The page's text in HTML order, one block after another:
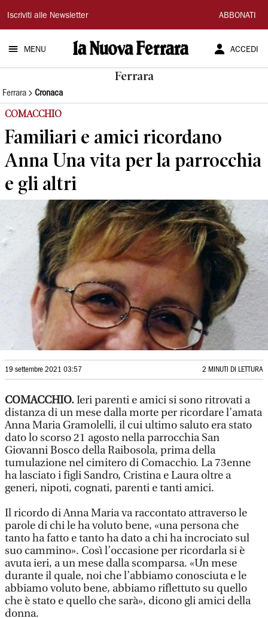
La
Nuova
Ferrara
Iscriviti alle Newsletter ABBONATI
MENU ACCEDI
Ferrara
Ferrara Cronaca
COMACCHIO
Familiari e amici ricordano
Anna Una vita per la parrocchia
e gli altri
19 settembre 2021 03:57 2 MINUTI DI LETTURA
COMACCHIO.Ieri parenti e amici si sono ritrovati a
distanza di un mese dalla morte per ricordare l’amata
Anna Maria Gramolelli, il cui ultimo saluto era stato
dato lo scorso 21 agosto nella parrocchia San
Giovanni Bosco della Raibosola, prima della
tumulazione nel cimitero di Comacchio. La 73enne
ha lasciato i figli Sandro, Cristina e Laura oltre a
generi, nipoti, cognati, parenti e tanti amici.
Il ricordo di Anna Maria va raccontato attraverso le
parole di chi le ha voluto bene, «una persona che
tanto ha fatto e tanto ha dato a chi ha incrociato sul
suo cammino». Così l’occasione per ricordarla si è
avuta ieri, a un mese dalla scomparsa. «Un mese
durante il quale, noi che l’abbiamo conosciuta e le
abbiamo voluto bene, abbiamo riflettuto su quello
che è stato e quello che sarà», dicono gli amici della
donna.